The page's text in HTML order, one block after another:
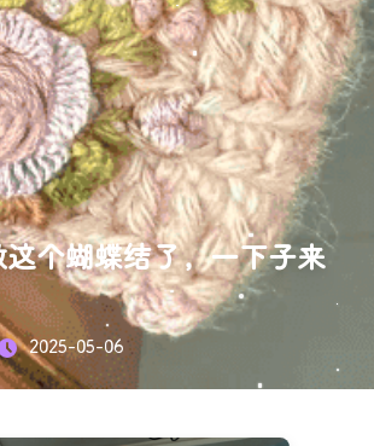
个蝴蝶结了，一下子来
2025-05-06